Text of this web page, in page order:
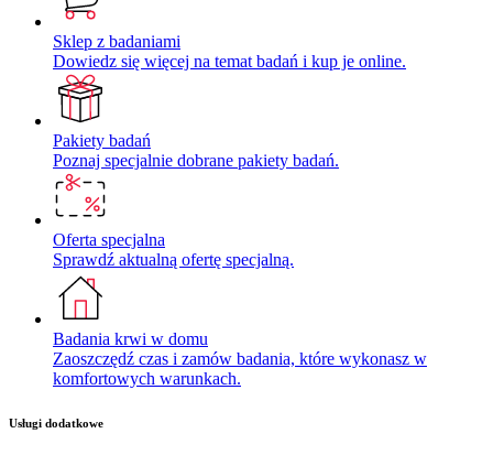
Sklep z badaniami
Dowiedz się więcej na temat badań i kup je online.
Pakiety badań
Poznaj specjalnie dobrane pakiety badań.
Oferta specjalna
Sprawdź aktualną ofertę specjalną.
Badania krwi w domu
Zaoszczędź czas i zamów badania, które wykonasz w
komfortowych warunkach.
Usługi dodatkowe